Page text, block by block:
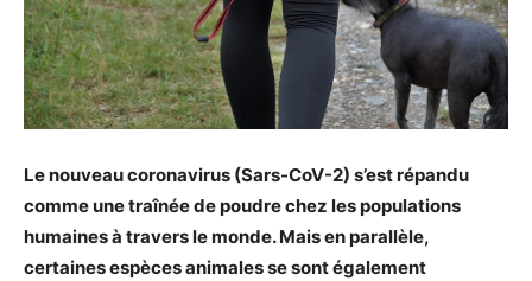
Le nouveau coronavirus (Sars-CoV-2) s’est répandu
comme une traînée de poudre chez les populations
humaines à travers le monde. Mais en parallèle,
certaines espèces animales se sont également